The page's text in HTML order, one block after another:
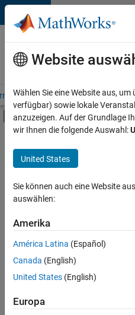
Weiter zum Inhalt
Karriere
bei
MathWorks
– Übersicht Stellensuche
Umschaltung für
Hauptinhalt
Ausgewählte
speichern
Es
nicht
alle
Stellen
übersetzt.
Sie
Website
Wählen Sie eine Website aus,
verfügbar) sowie lokale
anzuzeigen. Auf der Grundlage
wir Ihnen die folgende Auswahl:
United States
Sie können auch eine Website
auswählen:
Amerika
América Latina (Español)
Canada (English)
United States (English)
Europa